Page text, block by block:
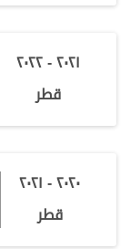
٢٠٢١ - ٢٠٢٢
قطر
٢٠٢٠ - ٢٠٢١
قطر